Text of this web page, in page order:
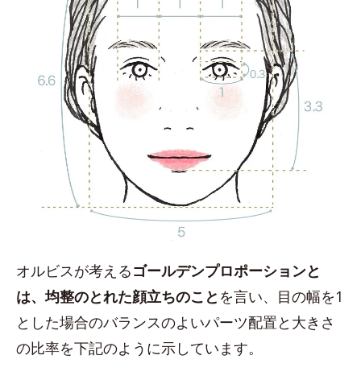
オルビスが考えるゴールデンプロポーションと
は、均整のとれた顔立ちのこと を言い、目の幅を1
とした場合のバランスのよいパーツ配置と大きさ
の比率を下記のように示しています。